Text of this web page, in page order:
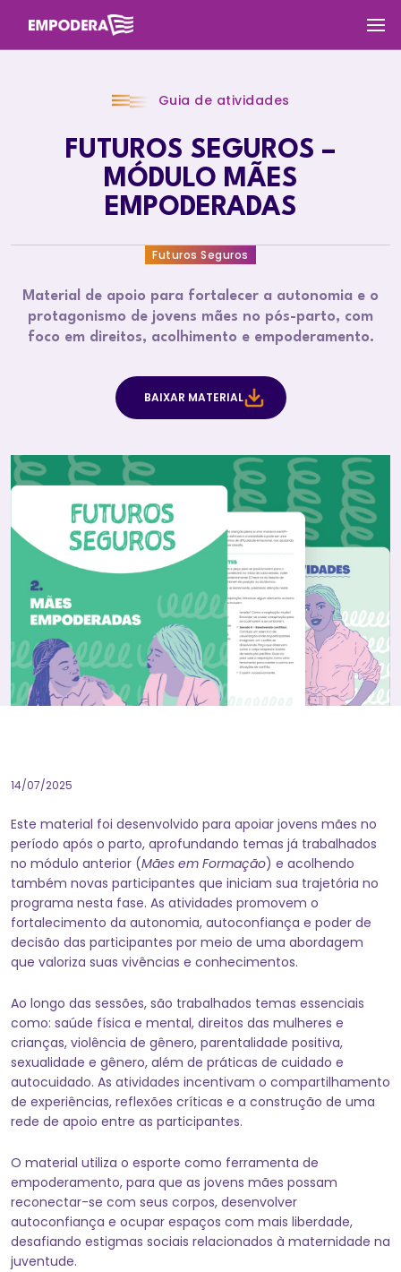
Guia de atividades
FUTUROS SEGUROS –
MÓDULO MÃES
EMPODERADAS
Futuros Seguros
Material de apoio para fortalecer a autonomia e o
protagonismo de jovens mães no pós-parto, com
foco em direitos, acolhimento e empoderamento.
BAIXAR MATERIAL
14/07/2025
Este material foi desenvolvido para apoiar jovens mães no
período após o parto, aprofundando temas já trabalhados
no módulo anterior (Mães em Formação) e acolhendo
também novas participantes que iniciam sua trajetória no
programa nesta fase. As atividades promovem o
fortalecimento da autonomia, autoconfiança e poder de
decisão das participantes por meio de uma abordagem
que valoriza suas vivências e conhecimentos.
Ao longo das sessões, são trabalhados temas essenciais
como: saúde física e mental, direitos das mulheres e
crianças, violência de gênero, parentalidade positiva,
sexualidade e gênero, além de práticas de cuidado e
autocuidado. As atividades incentivam o compartilhamento
de experiências, reflexões críticas e a construção de uma
rede de apoio entre as participantes.
O material utiliza o esporte como ferramenta de
empoderamento, para que as jovens mães possam
reconectar-se com seus corpos, desenvolver
autoconfiança e ocupar espaços com mais liberdade,
desafiando estigmas sociais relacionados à maternidade na
juventude.